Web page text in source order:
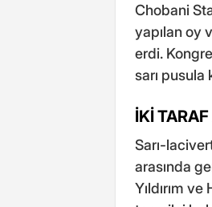
Chobani
yapılan oy
erdi.
sarı pusula
İKİ
Sarı-
arasında
Yıldırım